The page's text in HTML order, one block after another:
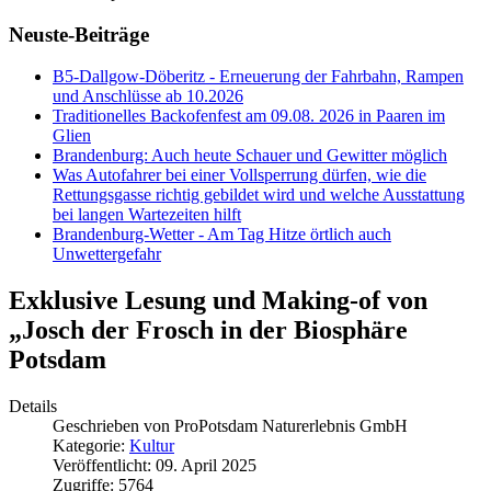
Neuste-Beiträge
B5-Dallgow-Döberitz - Erneuerung der Fahrbahn, Rampen
und Anschlüsse ab 10.2026
Traditionelles Backofenfest am 09.08. 2026 in Paaren im
Glien
Brandenburg: Auch heute Schauer und Gewitter möglich
Was Autofahrer bei einer Vollsperrung dürfen, wie die
Rettungsgasse richtig gebildet wird und welche Ausstattung
bei langen Wartezeiten hilft
Brandenburg-Wetter - Am Tag Hitze örtlich auch
Unwettergefahr
Exklusive Lesung und Making-of von
„Josch der Frosch in der Biosphäre
Potsdam
Details
Geschrieben von ProPotsdam Naturerlebnis GmbH
Kategorie: Kultur
Veröffentlicht: 09. April 2025
Zugriffe: 5764